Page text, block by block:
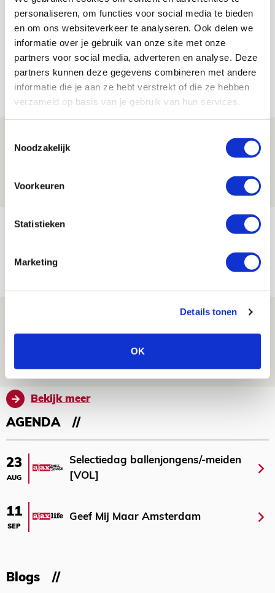
personaliseren, om functies voor social media te bieden
en om ons websiteverkeer te analyseren. Ook delen we
informatie over je gebruik van onze site met onze
partners voor social media, adverteren en analyse. Deze
partners kunnen deze gegevens combineren met andere
informatie die je aan ze hebt verstrekt of die ze hebben
verzameld op basis van je gebruik van hun services.
Noodzakelijk
Voorkeuren
Statistieken
Marketing
Details tonen
OK
De Redactie
Bekijk alle berichten van De Redactie
Net binnen //
Míchels elf: met welke formatie begin
jij aan nieuw eredivisieseizoen?
NIEUWS
Spelen bij Jong Ajax of Ajax 1? Dat
08 AUGUSTUS 2026 - 10:04
Brandt: ‘Ajax en Cruijff bleven door
mijn hoofd spoken’
NIEUWS
Bekijk meer
AGENDA
23
AUG
Selectiedag ballenjongens/-meiden
[VOL]
11
SEP
Geef Mij Maar Amsterdam
Blogs